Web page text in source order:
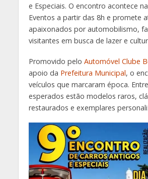
e Especiais. O encontro acontece
Eventos a partir das 8h e promete
apaixonados por automobilismo,
visitantes em busca de lazer e
Promovido pelo Automóvel Clube
apoio da Prefeitura Municipal, o
veículos que marcaram época.
esperados estão modelos raros,
restaurados e exemplares